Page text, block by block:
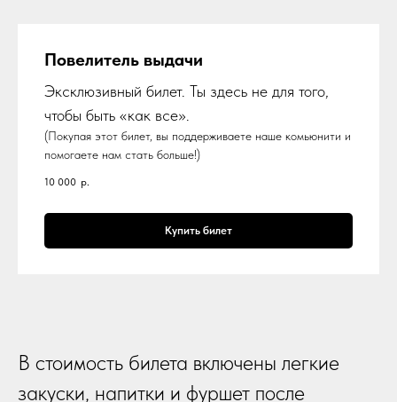
Повелитель выдачи
Эксклюзивный билет. Ты здесь не для того,
чтобы быть «как все».
(Покупая этот билет, вы поддерживаете наше комьюнити и
помогаете нам стать больше!)
10 000 р.
Купить билет
В стоимость билета включены легкие
закуски, напитки и фуршет после